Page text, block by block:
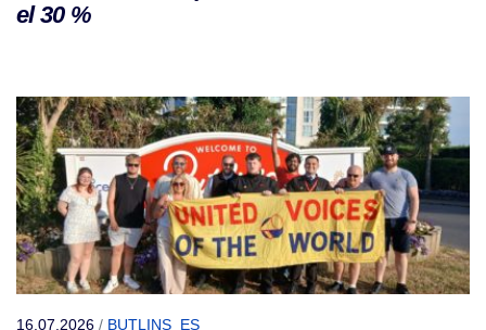
el 30 %
16.07.2026 / BUTLINS_ES